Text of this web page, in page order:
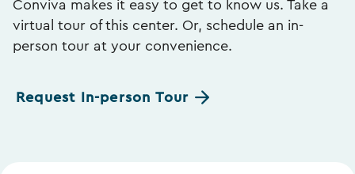
Conviva makes it easy to get to know us. Take a
virtual tour of this center. Or, schedule an in-
person tour at your convenience.
Request In-person Tour